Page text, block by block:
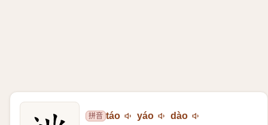
拼音 táo yáo dào